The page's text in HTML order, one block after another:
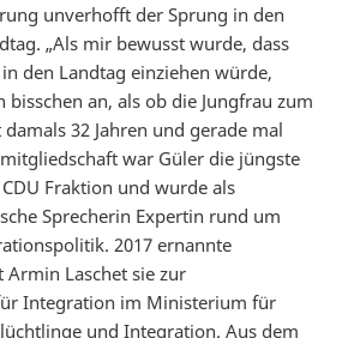
unverhofft der Sprung in den
„Als mir bewusst wurde, dass
den Landtag einziehen würde,
bisschen an, als ob die Jungfrau zum
32 Jahren und gerade mal
war Güler die jüngste
Fraktion und wurde als
Sprecherin Expertin rund um
2017 ernannte
Laschet sie zur
Integration im Ministerium für
und Integration. Aus dem